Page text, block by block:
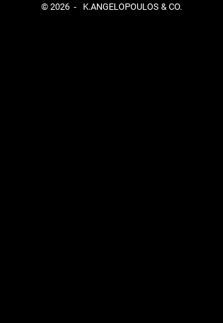
© 2026 - K.ANGELOPOULOS & CO.